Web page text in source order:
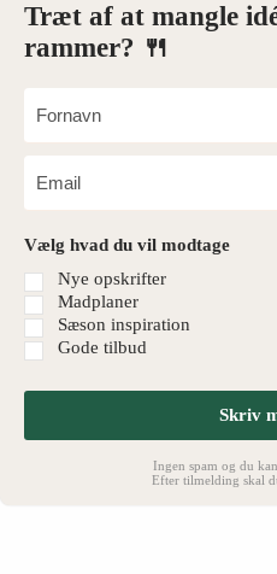
Træt af at mangle
rammer? 🍴
Vælg hvad du vil modtage
Nye opskrifter
Madplaner
Sæson inspiration
Gode tilbud
Skriv
Ingen spam og du kan
Efter tilmelding skal